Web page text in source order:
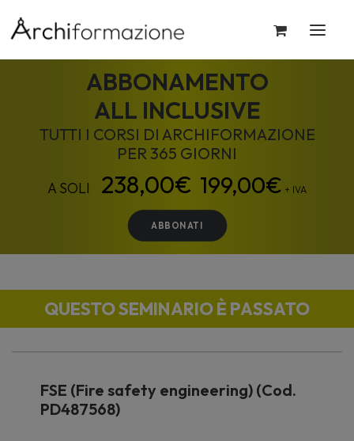
ABBONAMENTO
ALL INCLUSIVE
TUTTI I CORSI DI ARCHIFORMAZIONE
PER 365 GIORNI
199,00€ + IVA
ABBONATI
QUESTO SEMINARIO È PASSATO
FSE (Fire safety engineering) (Cod.
PD487568)